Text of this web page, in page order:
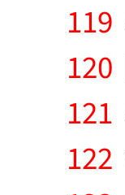
119
120
121
122